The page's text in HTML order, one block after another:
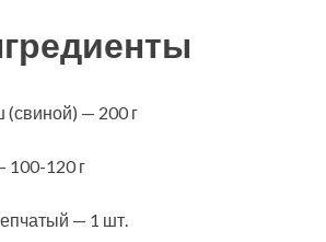
— 200 г
100-120 г
— 1 шт.